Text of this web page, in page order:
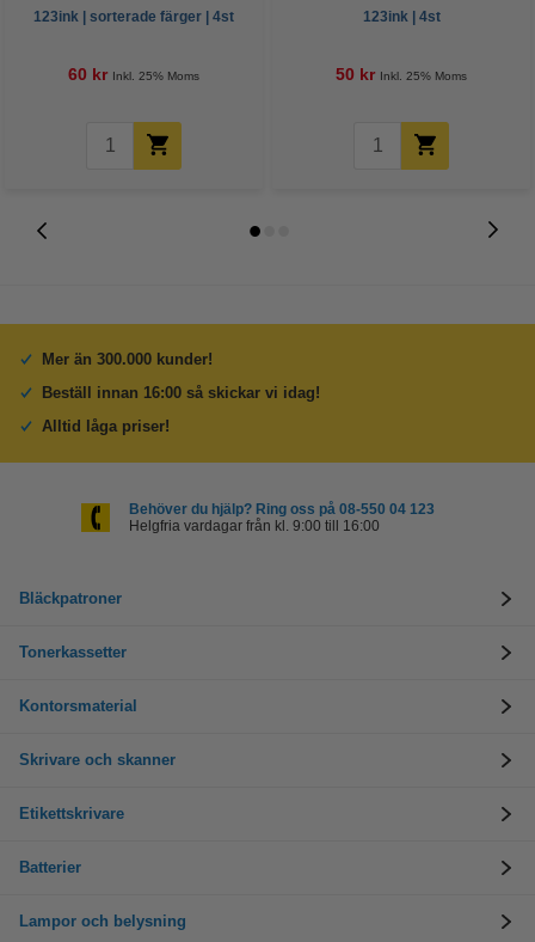
123ink | sorterade färger | 4st
60 kr Inkl. 25% Moms
123ink | 4st
50 kr Inkl. 25% Moms
Mer än 300.000 kunder!
Beställ innan 16:00 så skickar vi idag!
Alltid låga priser!
Behöver du hjälp? Ring oss på 08-550 04 123
Helgfria vardagar från kl. 9:00 till 16:00
Bläckpatroner
Tonerkassetter
Kontorsmaterial
Skrivare och skanner
Etikettskrivare
Batterier
Lampor och belysning